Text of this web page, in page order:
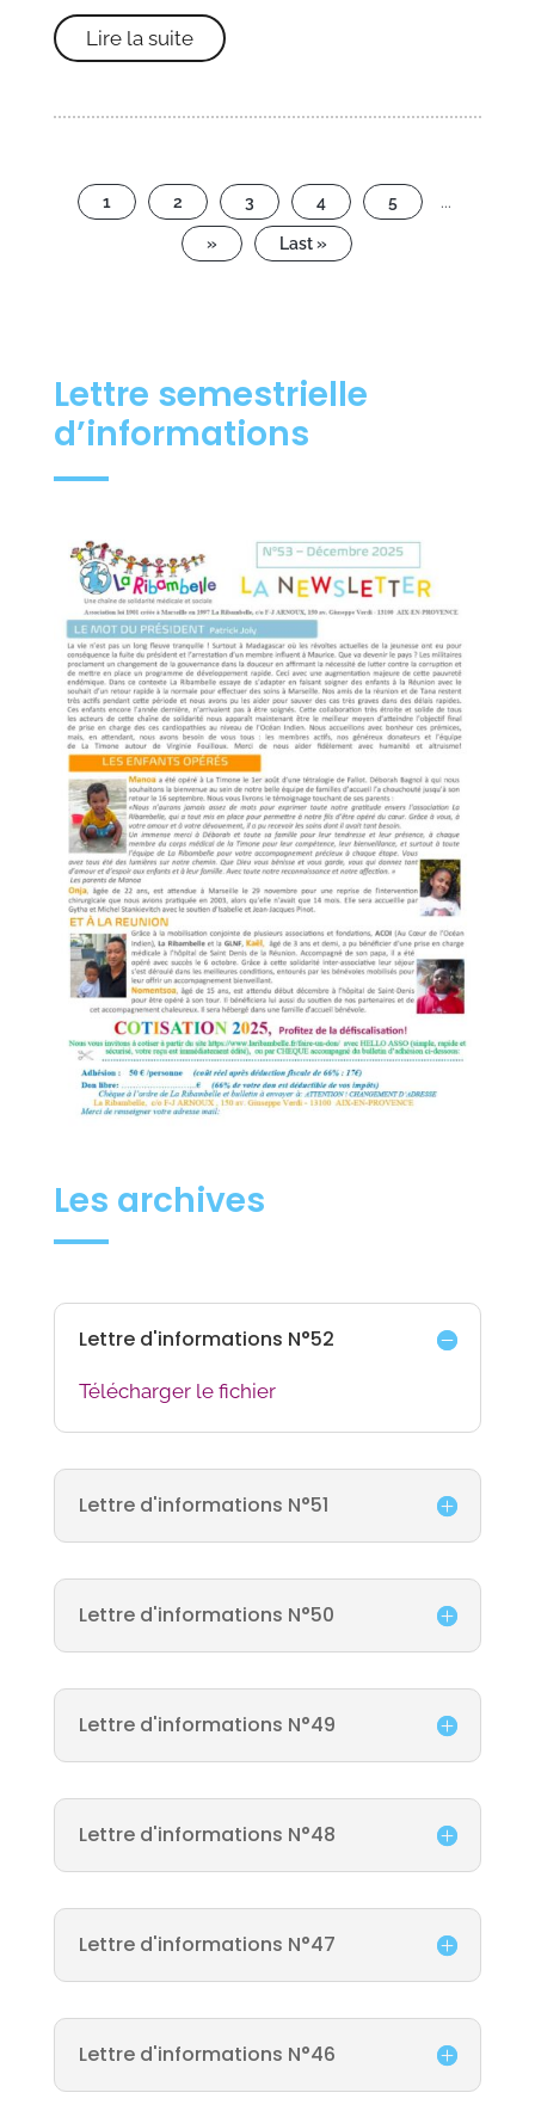
Lire la suite
1 2 3 4 5 ...
» Last »
Lettre semestrielle
d’informations
Les archives
Lettre d'informations N°52
Télécharger le fichier
Lettre d'informations N°51
Lettre d'informations N°50
Lettre d'informations N°49
Lettre d'informations N°48
Lettre d'informations N°47
Lettre d'informations N°46